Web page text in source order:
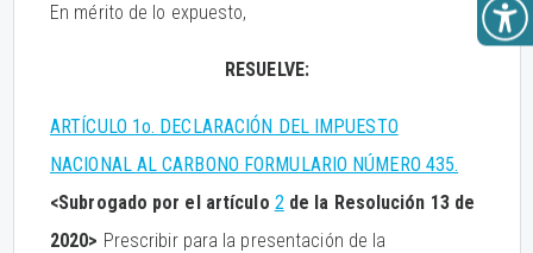
En mérito de lo expuesto,
RESUELVE:
ARTÍCULO 1o. DECLARACIÓN DEL IMPUESTO
NACIONAL AL CARBONO FORMULARIO NÚMERO 435.
<Subrogado por el artículo 2de la Resolución 13 de
2020> Prescribir para la presentación de la